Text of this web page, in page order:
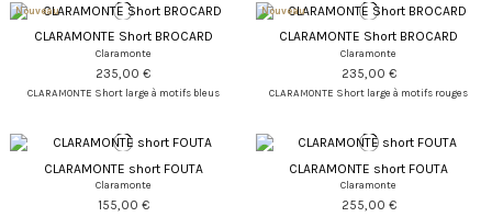
Nouveau
CLARAMONTE Short BROCARD
Claramonte
235,00 €
CLARAMONTE Short large à motifs bleus
Nouveau
CLARAMONTE Short BROCARD
Claramonte
235,00 €
CLARAMONTE Short large à motifs rouges
CLARAMONTE short FOUTA
Claramonte
155,00 €
CLARAMONTE short FOUTA
Claramonte
255,00 €